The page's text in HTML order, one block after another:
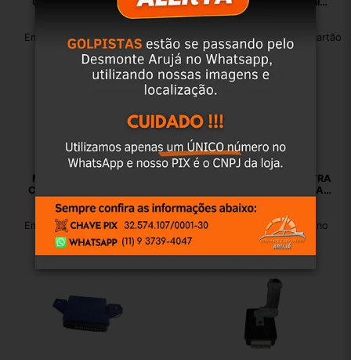
Em até 12x de R$ 13,38 no
cartão
13500144
R$
Em até 12x de R$ 8,92 no cartão
Módulo Alarme Toyota
Corolla 2008 2009 2010
2011 2012 2013
R$132,00
Em até 12x de R$ 13,38 no
cartão
MODULO ALARME VECTRA
2007 93354569 ORIGINAL
USADO
R$399,00
Em até 12x de R$ 40,44 no
cartão